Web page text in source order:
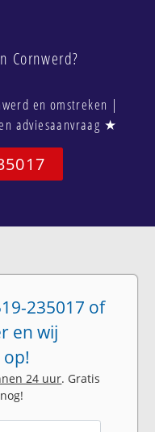
Cornwerd?
en omstreken |
adviesaanvraag ★
235017 of
en wij
24 uur. Gratis